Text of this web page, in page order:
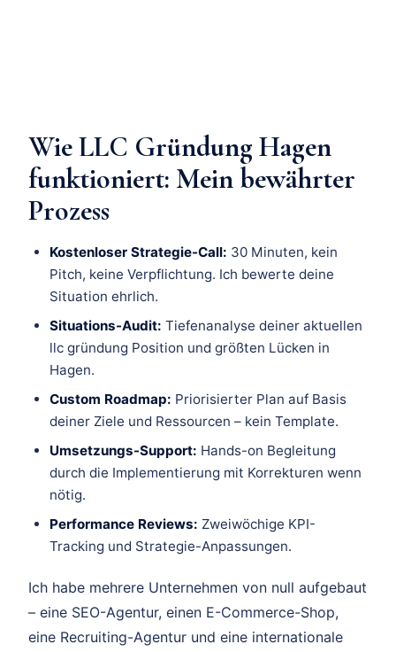
Wie LLC Gründung Hagen
funktioniert: Mein bewährter
Prozess
Kostenloser Strategie-Call: 30 Minuten, kein
Pitch, keine Verpflichtung. Ich bewerte deine
Situation ehrlich.
Situations-Audit: Tiefenanalyse deiner aktuellen
llc gründung Position und größten Lücken in
Hagen.
Custom Roadmap: Priorisierter Plan auf Basis
deiner Ziele und Ressourcen – kein Template.
Umsetzungs-Support: Hands-on Begleitung
durch die Implementierung mit Korrekturen wenn
nötig.
Performance Reviews: Zweiwöchige KPI-
Tracking und Strategie-Anpassungen.
Ich habe mehrere Unternehmen von null aufgebaut
– eine SEO-Agentur, einen E-Commerce-Shop,
eine Recruiting-Agentur und eine internationale